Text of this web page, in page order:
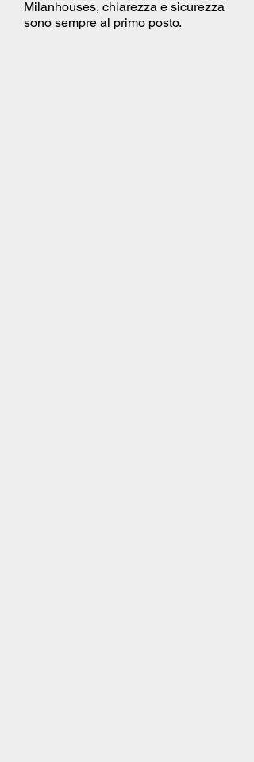
Milanhouses, chiarezza e sicurezza
sono sempre al primo posto.